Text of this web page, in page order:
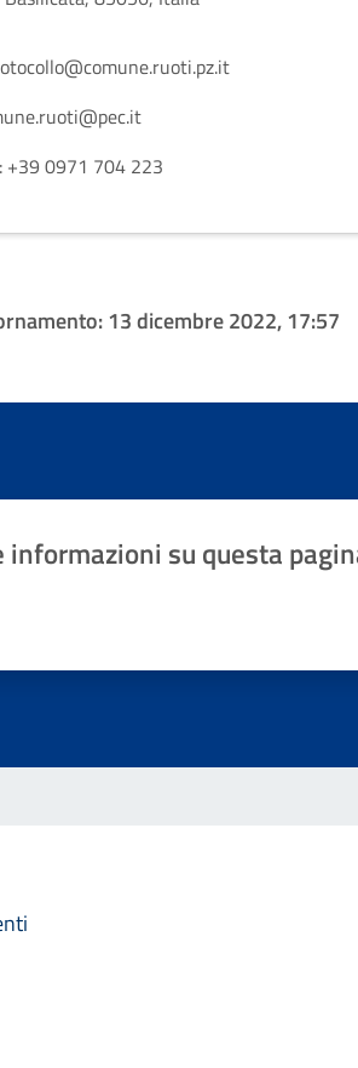
: +39 0971 704 223
13 dicembre 2022, 17:57
informazioni su questa